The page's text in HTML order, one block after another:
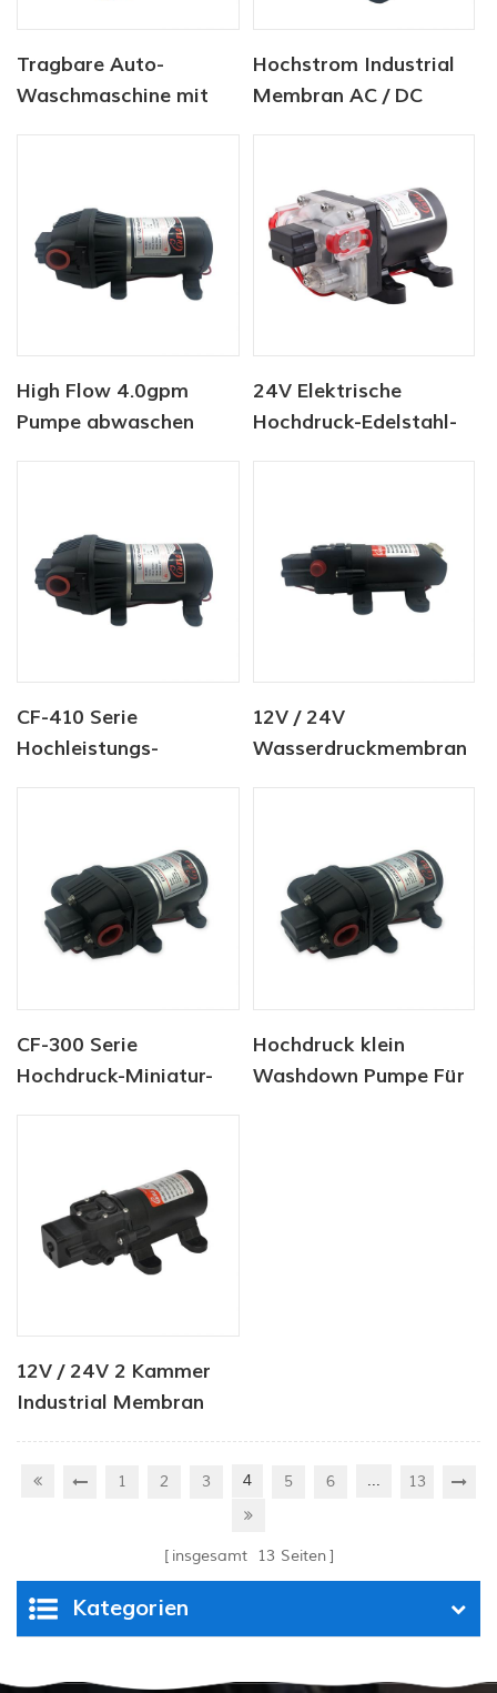
Tragbare Auto-
Waschmaschine mit
Hochstrom Industrial
Membran AC / DC
High Flow 4.0gpm
Pumpe abwaschen
24V Elektrische
Hochdruck-Edelstahl-
CF-410 Serie
Hochleistungs-
12V / 24V
Wasserdruckmembran
CF-300 Serie
Hochdruck-Miniatur-
Hochdruck klein
Washdown Pumpe Für
12V / 24V 2 Kammer
Industrial Membran
1 2 3 4 5 6 ... 13
insgesamt 13 Seiten
Kategorien